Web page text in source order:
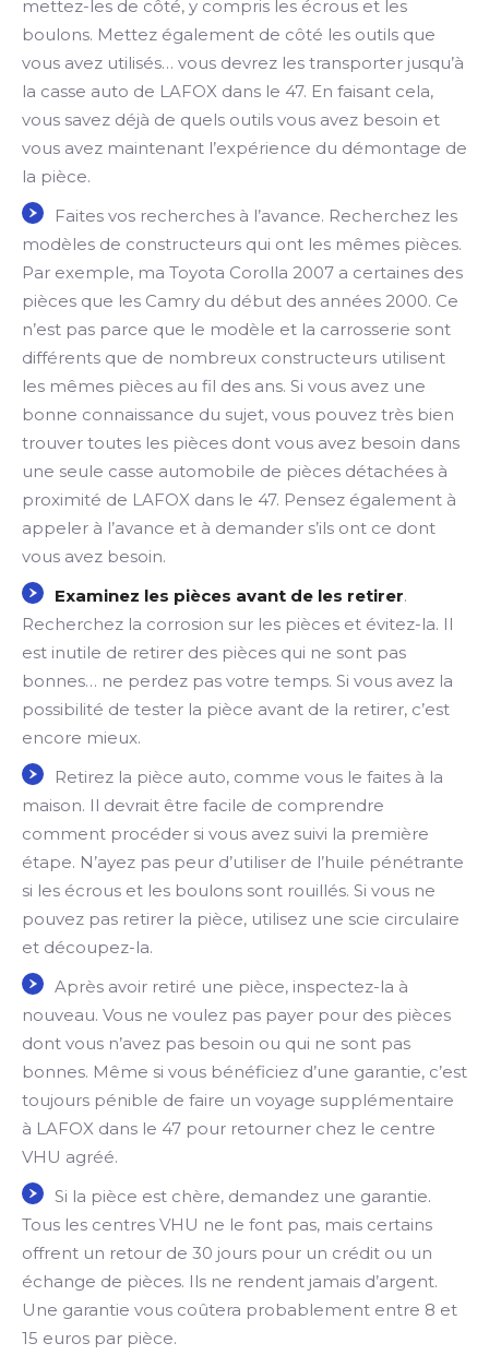
mettez-les de côté, y compris les écrous et les
boulons. Mettez également de côté les outils que
vous avez utilisés… vous devrez les transporter jusqu’à
la casse auto de LAFOX dans le 47. En faisant cela,
vous savez déjà de quels outils vous avez besoin et
vous avez maintenant l’expérience du démontage de
la pièce.
Faites vos recherches à l’avance. Recherchez les
modèles de constructeurs qui ont les mêmes pièces.
Par exemple, ma Toyota Corolla 2007 a certaines des
pièces que les Camry du début des années 2000. Ce
n’est pas parce que le modèle et la carrosserie sont
différents que de nombreux constructeurs utilisent
les mêmes pièces au fil des ans. Si vous avez une
bonne connaissance du sujet, vous pouvez très bien
trouver toutes les pièces dont vous avez besoin dans
une seule casse automobile de pièces détachées à
proximité de LAFOX dans le 47. Pensez également à
appeler à l’avance et à demander s’ils ont ce dont
vous avez besoin.
Examinez les pièces avant de les retirer.
Recherchez la corrosion sur les pièces et évitez-la. Il
est inutile de retirer des pièces qui ne sont pas
bonnes… ne perdez pas votre temps. Si vous avez la
possibilité de tester la pièce avant de la retirer, c’est
encore mieux.
Retirez la pièce auto, comme vous le faites à la
maison. Il devrait être facile de comprendre
comment procéder si vous avez suivi la première
étape. N’ayez pas peur d’utiliser de l’huile pénétrante
si les écrous et les boulons sont rouillés. Si vous ne
pouvez pas retirer la pièce, utilisez une scie circulaire
et découpez-la.
Après avoir retiré une pièce, inspectez-la à
nouveau. Vous ne voulez pas payer pour des pièces
dont vous n’avez pas besoin ou qui ne sont pas
bonnes. Même si vous bénéficiez d’une garantie, c’est
toujours pénible de faire un voyage supplémentaire
à LAFOX dans le 47 pour retourner chez le centre
VHU agréé.
Si la pièce est chère, demandez une garantie.
Tous les centres VHU ne le font pas, mais certains
offrent un retour de 30 jours pour un crédit ou un
échange de pièces. Ils ne rendent jamais d’argent.
Une garantie vous coûtera probablement entre 8 et
15 euros par pièce.